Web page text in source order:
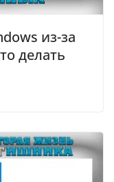
из-за
делать